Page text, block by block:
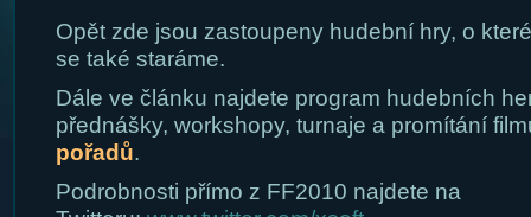
Opět zde jsou zastoupeny hudební hry, o které
se také staráme.
Dále ve článku najdete program hudebních
přednášky, workshopy, turnaje a promítání
pořadů.
Podrobnosti přímo z FF2010 najdete na